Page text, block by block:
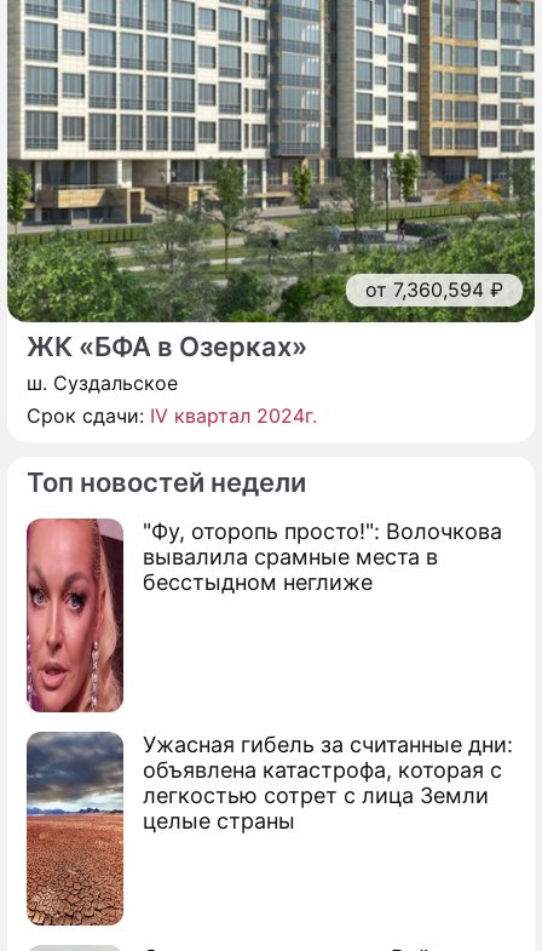
Топ новостей недели
"Фу, оторопь просто!": Волочкова
вывалила срамные места в
бесстыдном неглиже
Ужасная гибель за считанные дни:
объявлена катастрофа, которая с
легкостью сотрет с лица Земли
целые страны
от 7,360,594 ₽
ЖК «БФА в Озерках»
ш. Суздальское
Срок сдачи: IV квартал 2024г.